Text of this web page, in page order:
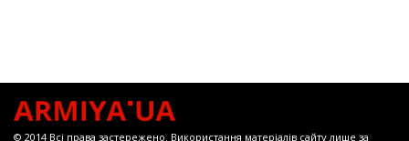
© 2014 Всі права застережено. Використання матеріалів сайту лише за